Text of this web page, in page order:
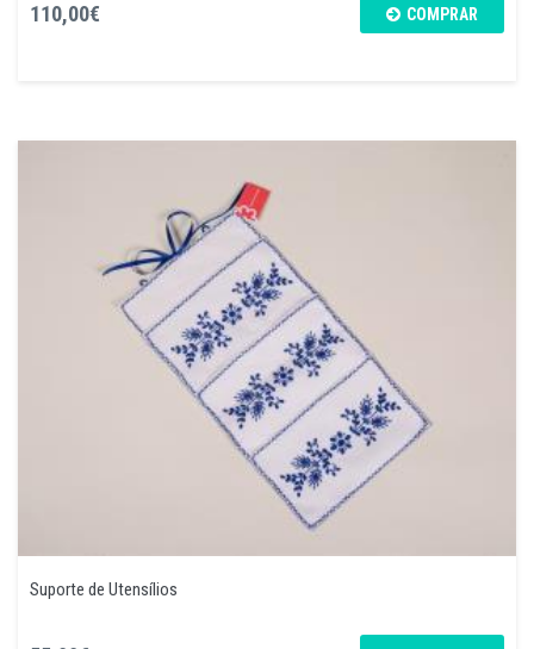
110,00€ COMPRAR
Suporte de Utensílios